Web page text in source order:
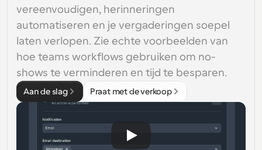
vereenvoudigen, herinneringen
automatiseren en je vergaderingen soepel
laten verlopen. Zie echte voorbeelden van
hoe teams workflows gebruiken om no-
shows te verminderen en tijd te besparen.
Aan de slag Praat met de verkoop